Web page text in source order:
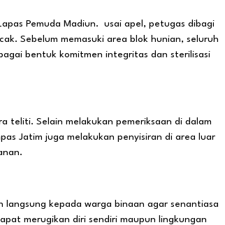
Pemuda Madiun. usai apel, petugas dibagi
Sebelum memasuki area blok hunian, seluruh
bentuk komitmen integritas dan sterilisasi
teliti. Selain melakukan pemeriksaan di dalam
Jatim juga melakukan penyisiran di area luar
langsung kepada warga binaan agar senantiasa
merugikan diri sendiri maupun lingkungan